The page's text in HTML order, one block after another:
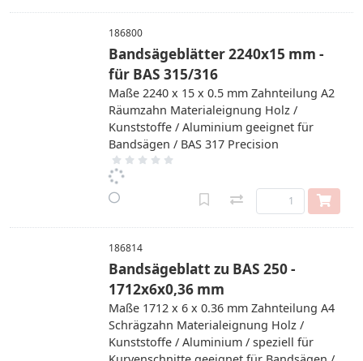
186800
Bandsägeblätter 2240x15 mm -
für BAS 315/316
Maße 2240 x 15 x 0.5 mm Zahnteilung A2
Räumzahn Materialeignung Holz /
Kunststoffe / Aluminium geeignet für
Bandsägen / BAS 317 Precision
186814
Bandsägeblatt zu BAS 250 -
1712x6x0,36 mm
Maße 1712 x 6 x 0.36 mm Zahnteilung A4
Schrägzahn Materialeignung Holz /
Kunststoffe / Aluminium / speziell für